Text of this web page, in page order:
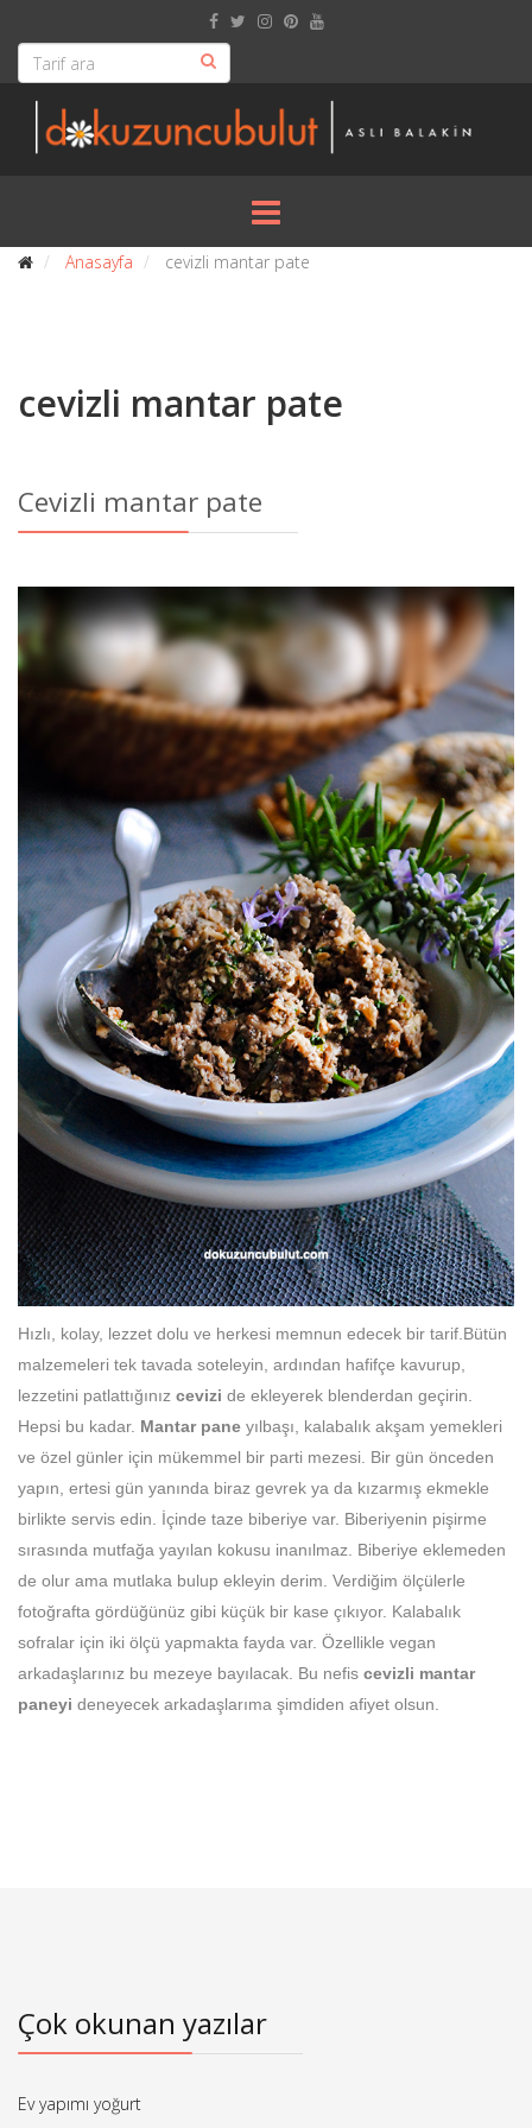
Anasayfa cevizli mantar pate
cevizli mantar pate
Cevizli mantar pate
Hızlı, kolay, lezzet dolu ve herkesi memnun edecek bir tarif. Bütün
malzemeleri tek tavada soteleyin, ardından hafifçe kavurup,
lezzetini patlattığınız cevizi de ekleyerek blenderdan geçirin.
Hepsi bu kadar. Mantar pane yılbaşı, kalabalık akşam yemekleri
ve özel günler için mükemmel bir parti mezesi. Bir gün önceden
yapın, ertesi gün yanında biraz gevrek ya da kızarmış ekmekle
birlikte servis edin. İçinde taze biberiye var. Biberiyenin pişirme
sırasında mutfağa yayılan kokusu inanılmaz. Biberiye eklemeden
de olur ama mutlaka bulup ekleyin derim. Verdiğim ölçülerle
fotoğrafta gördüğünüz gibi küçük bir kase çıkıyor. Kalabalık
sofralar için iki ölçü yapmakta fayda var. Özellikle vegan
arkadaşlarınız bu mezeye bayılacak. Bu nefis cevizli mantar
paneyi deneyecek arkadaşlarıma şimdiden afiyet olsun.
Çok okunan yazılar
Ev yapımı yoğurt